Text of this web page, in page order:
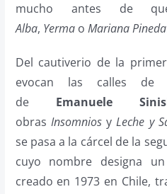
mucho antes de
Alba, Yermao Mariana Pineda
Del cautiverio de la
evocan las calles de
de Emanuele
obras InsomniosyLeche y
se pasa a la cárcel de la
cuyo nombre designa
creado en 1973 en Chile,